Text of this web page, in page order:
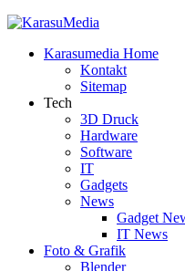
KarasuMedia
Der Blog rund um Social
Karasumedia Home
Kontakt
Sitemap
Tech
3D Druck
Hardware
Software
IT
Gadgets
News
Gadget
IT News
Foto & Grafik
Blender